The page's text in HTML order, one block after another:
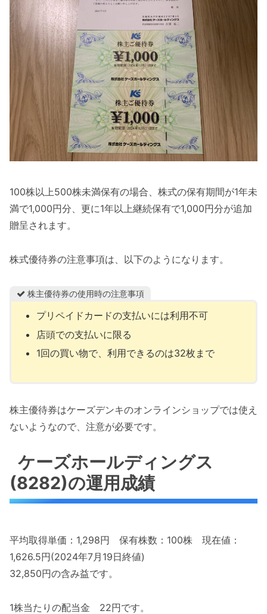
100株以上500株未満保有の場合、株式の保有期間が1年未
満で1,000円分、更に1年以上継続保有で1,000円分が追加
贈呈されます。
株式優待券の注意事項は、以下のようになります。
株主優待券の使用時の注意事項
プリペイドカードの支払いには利用不可
店頭での支払いに限る
1回の買い物で、利用できるのは32枚まで
株主優待券はケーズデンキのオンラインショップでは使え
ないようなので、注意が必要です。
ケーズホールディングス
(8282)の運用成績
平均取得単価：1,298円 保有株数：100株 現在値：
1,626.5円(2024年7月19日終値)
32,850円の含み益です。
1株当たりの配当金 22円です。